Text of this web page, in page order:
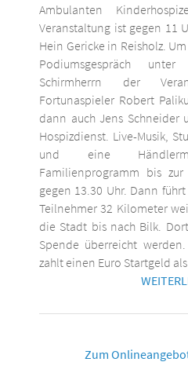
Ambulanten
Veranstaltung ist gegen 11
Hein Gericke in Reisholz.
Podiumsgespräch
Schirmherrn der
Fortunaspieler Robert
dann auch Jens Schneider
Hospizdienst. Live-Musik,
und eine
Familienprogramm bis
gegen 13.30 Uhr. Dann
Teilnehmer 32 Kilometer
die Stadt bis nach Bilk.
Spende überreicht
zahlt einen Euro Startgeld als
Zum